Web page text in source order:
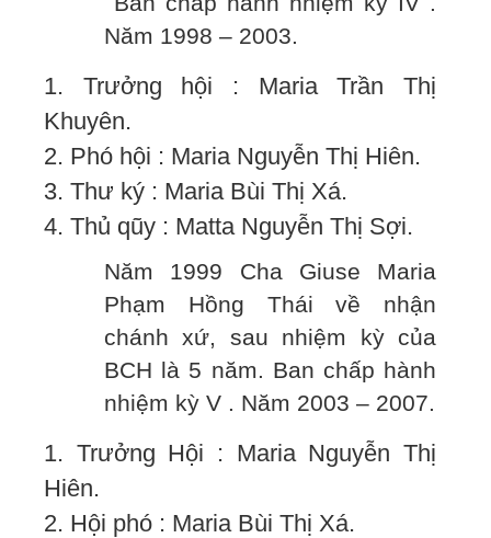
Năm 1998 – 2003.
1. Trưởng hội : Maria Trần Thị
Khuyên.
2. Phó hội : Maria Nguyễn Thị Hiên.
3. Thư ký : Maria Bùi Thị Xá.
4. Thủ qũy : Matta Nguyễn Thị Sợi.
Năm 1999 Cha Giuse Maria
Phạm Hồng Thái về nhận
chánh xứ, sau nhiệm kỳ của
BCH là 5 năm. Ban chấp hành
nhiệm kỳ V . Năm 2003 – 2007.
1. Trưởng Hội : Maria Nguyễn Thị
Hiên.
2. Hội phó : Maria Bùi Thị Xá.